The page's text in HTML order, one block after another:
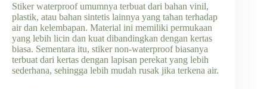
Stiker waterproof umumnya terbuat dari bahan vinil,
plastik, atau bahan sintetis lainnya yang tahan terhadap
air dan kelembapan. Material ini memiliki permukaan
yang lebih licin dan kuat dibandingkan dengan kertas
biasa. Sementara itu, stiker non-waterproof biasanya
terbuat dari kertas dengan lapisan perekat yang lebih
sederhana, sehingga lebih mudah rusak jika terkena air.